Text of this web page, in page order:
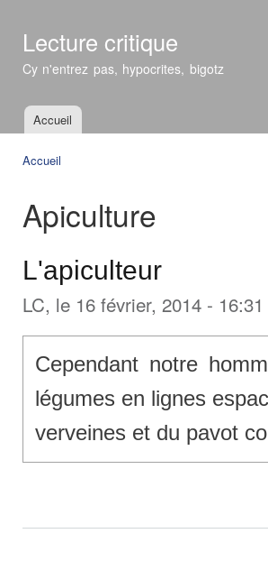
Lecture critique
Cy n'entrez pas, hypocrites, bigotz
Menu principal
Accueil
Accueil
Apiculture
L'apiculteur
LC, le 16 février, 2014 - 16:31
Cependant notre
légumes en lignes
verveines et du pavot